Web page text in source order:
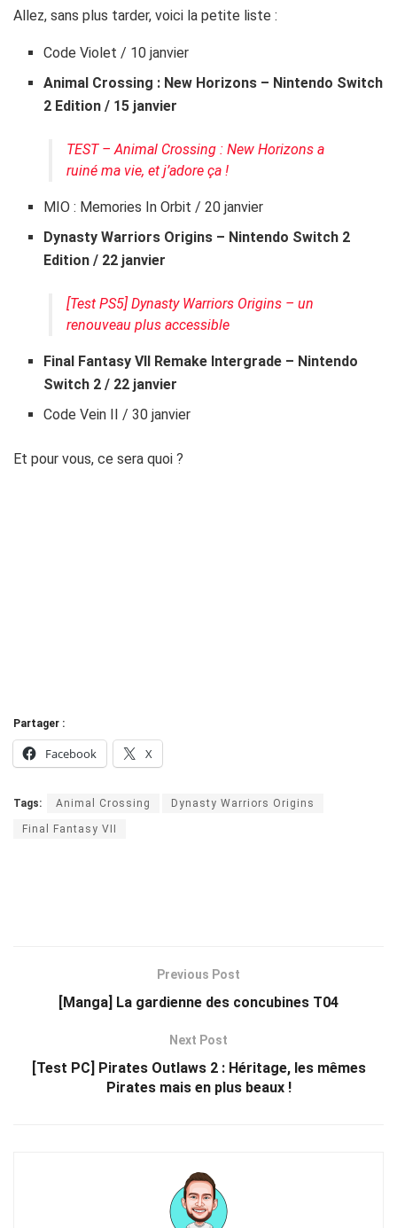
Allez, sans plus tarder, voici la petite liste :
Code Violet / 10 janvier
Animal Crossing : New Horizons – Nintendo Switch
2 Edition / 15 janvier
TEST – Animal Crossing : New Horizons a
ruiné ma vie, et j’adore ça !
MIO : Memories In Orbit / 20 janvier
Dynasty Warriors Origins – Nintendo Switch 2
Edition / 22 janvier
[Test PS5] Dynasty Warriors Origins – un
renouveau plus accessible
Final Fantasy VII Remake Intergrade – Nintendo
Switch 2 / 22 janvier
Code Vein II / 30 janvier
Et pour vous, ce sera quoi ?
Partager :
Facebook X
Tags: Animal Crossing Dynasty Warriors Origins
Final Fantasy VII
Previous Post
[Manga] La gardienne des concubines T04
Next Post
[Test PC] Pirates Outlaws 2 : Héritage, les mêmes
Pirates mais en plus beaux !